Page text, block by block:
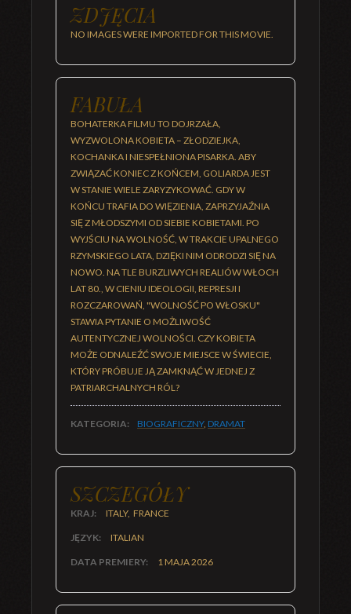
ZDJĘCIA
NO IMAGES WERE IMPORTED FOR THIS MOVIE.
FABUŁA
BOHATERKA FILMU TO DOJRZAŁA,
WYZWOLONA KOBIETA – ZŁODZIEJKA,
KOCHANKA I NIESPEŁNIONA PISARKA. ABY
ZWIĄZAĆ KONIEC Z KOŃCEM, GOLIARDA JEST
W STANIE WIELE ZARYZYKOWAĆ. GDY W
KOŃCU TRAFIA DO WIĘZIENIA, ZAPRZYJAŹNIA
SIĘ Z MŁODSZYMI OD SIEBIE KOBIETAMI. PO
WYJŚCIU NA WOLNOŚĆ, W TRAKCIE UPALNEGO
RZYMSKIEGO LATA, DZIĘKI NIM ODRODZI SIĘ NA
NOWO. NA TLE BURZLIWYCH REALIÓW WŁOCH
LAT 80., W CIENIU IDEOLOGII, REPRESJI I
ROZCZAROWAŃ, "WOLNOŚĆ PO WŁOSKU"
STAWIA PYTANIE O MOŻLIWOŚĆ
AUTENTYCZNEJ WOLNOŚCI. CZY KOBIETA
MOŻE ODNALEŹĆ SWOJE MIEJSCE W ŚWIECIE,
KTÓRY PRÓBUJE JĄ ZAMKNĄĆ W JEDNEJ Z
PATRIARCHALNYCH RÓL?
KATEGORIA: BIOGRAFICZNY, DRAMAT
SZCZEGÓŁY
KRAJ: ITALY, FRANCE
JĘZYK: ITALIAN
DATA PREMIERY: 1 MAJA 2026